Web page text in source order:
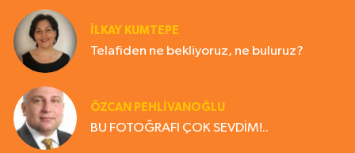
İLKAY KUMTEPE
Telafiden ne bekliyoruz, ne buluruz?
ÖZCAN PEHLİVANOĞLU
BU FOTOĞRAFI ÇOK SEVDİM!..